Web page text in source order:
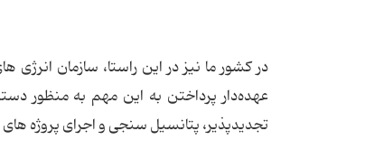
در کشور ما نیز در این راستا، سازمان
عهده‌دار پرداختن به این مهم به منظور
تجدیدپذیر، پتانسیل سنجی و اجرای پروژه